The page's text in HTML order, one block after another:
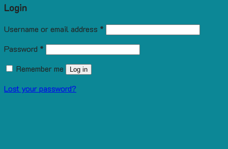
Login
Username or email address *
Password *
Remember me
Log in
Lost your password?